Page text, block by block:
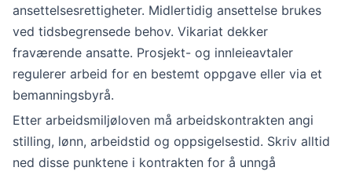
ansettelsesrettigheter. Midlertidig ansettelse brukes
ved tidsbegrensede behov. Vikariat dekker
fraværende ansatte. Prosjekt- og innleieavtaler
regulerer arbeid for en bestemt oppgave eller via et
bemanningsbyrå.
Etter arbeidsmiljøloven må arbeidskontrakten angi
stilling, lønn, arbeidstid og oppsigelsestid. Skriv alltid
ned disse punktene i kontrakten for å unngå